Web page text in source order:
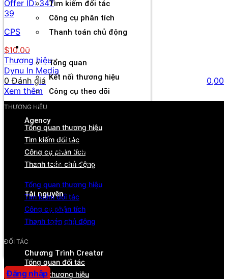
Tìm kiếm đối tác
Công cụ phân tích
Thanh toán chủ động
Đối tác
Tổng quan
Kết nối thương hiệu
Công cụ theo dõi
Agency
Tổng quan
Quản lý tài khoản & đối tác
Hiệu suất & dòng tiền
Tài nguyên
Blog
Sự kiện
Chương Trình Creator
Đăng nhập
Offer ID: 347
39
CPS
$10.00
Thương hiệu
Dynu In Media
0 Đánh giá
0,00
Xem thêm
THƯƠNG HIỆU
Tổng quan thương hiệu
Tìm kiếm đối tác
Công cụ phân tích
Thanh toán chủ động
Tổng quan thương hiệu
Tìm kiếm đối tác
Công cụ phân tích
Thanh toán chủ động
ĐỐI TÁC
Tổng quan đối tác
Kết nối thương hiệu